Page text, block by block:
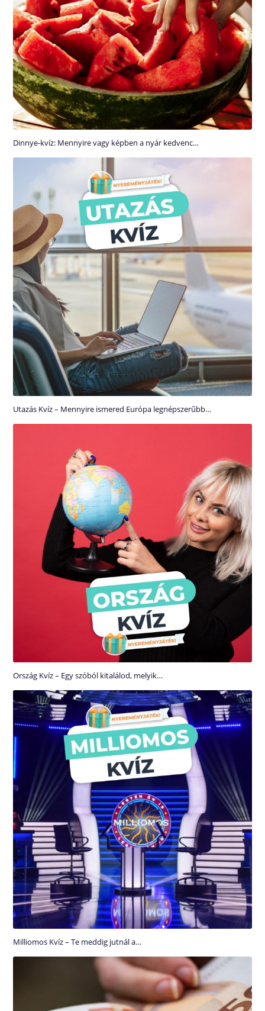
Dinnye-kvíz: Mennyire vagy képben a nyár kedvenc…
Utazás Kvíz – Mennyire ismered Európa legnépszerűbb…
Ország Kvíz – Egy szóból kitalálod, melyik…
Milliomos Kvíz – Te meddig jutnál a…